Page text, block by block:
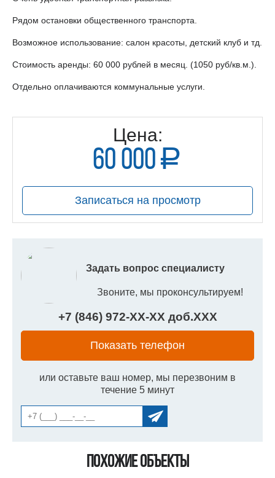
Рядом остановки общественного транспорта.
Возможное использование: салон красоты, детский клуб и тд.
Стоимость аренды: 60 000 рублей в месяц. (1050 руб/кв.м.).
Отдельно оплачиваются коммунальные услуги.
Цена:
60 000 a
руб.
Записаться на просмотр
Задать вопрос специалисту
Звоните, мы проконсультируем!
+7 (846) 972-XX-XXдоб.XXX
Показать телефон
или оставьте ваш номер, мы перезвоним в
течение 5 минут
Похожие объекты